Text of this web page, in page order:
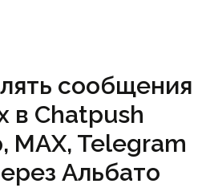
сообщения
в Chatpush
MAX, Telegram
Альбато